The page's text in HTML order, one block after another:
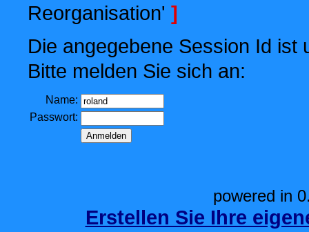
Reorganisation' ]
Die angegebene Session Id ist
Bitte melden Sie sich an:
Name:
Passwort:
powered in
Erstellen Sie Ihre